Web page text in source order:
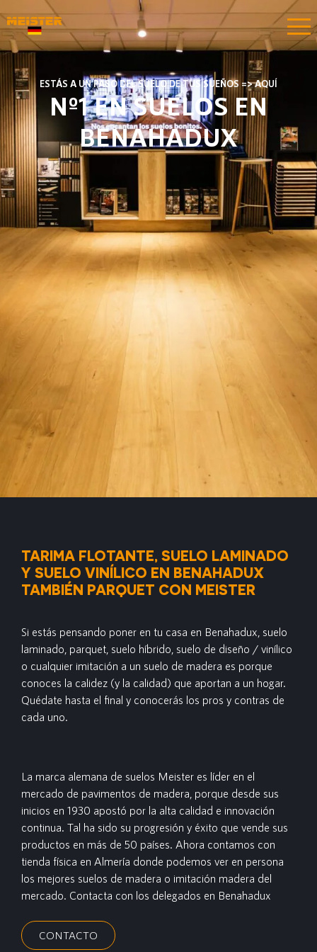
ESTÁS A UN PASO DEL SUELO DE TUS SUEÑOS => AQUÍ
Nº1 EN SUELOS EN
BENAHADUX
TARIMA FLOTANTE, SUELO LAMINADO
Y SUELO VINÍLICO EN BENAHADUX
TAMBIÉN PARQUET CON MEISTER
Si estás pensando poner en tu casa en Benahadux, suelo
laminado, parquet, suelo híbrido, suelo de diseño / vinílico
o cualquier imitación a un suelo de madera es porque
conoces la calidez (y la calidad) que aportan a un hogar.
Quédate hasta el final y conocerás los pros y contras de
cada uno.
La marca alemana de suelos Meister es líder en el
mercado de pavimentos de madera, porque desde sus
inicios en 1930 apostó por la alta calidad e innovación
continua. Tal ha sido su progresión y éxito que vende sus
productos en más de 50 países. Ahora contamos con
tienda física en Almería donde podemos ver en persona
los mejores suelos de madera o imitación madera del
mercado. Contacta con los delegados en Benahadux
CONTACTO